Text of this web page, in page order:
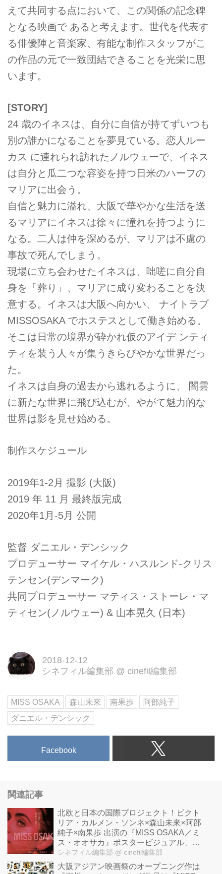
えて共同する点において、この関係の記念碑
となる映画で あると考えます。世代を代表す
る俳優陣と音楽家、有能な制作スタッフがこ
の作品の元で一致団結できることを光栄に思
います。
[STORY]
24 歳のイネスは、自分に自信が持てずいつも
別の誰かになることを夢見ている。恋人ルー
カス に連れられ訪れたノルウェーで、イネス
は自分と瓜二つな容姿を持つ日米のハーフの
マリアに出会う。
自信と魅力に溢れ、大阪で華やかな生活を送
るマリアにイネスは徐々に憧れを持つように
なる。二人は仲を深めるが、マリアは不慮の
事故で死んでしまう。
現場に立ち会わせたイネスは、咄嗟に自分自
身を「葬り」、マリアに成り変わることを決
意する。イネスは大阪へ向かい、 ナイトラブ
MISSOSAKA でホステスとして働き始める。
そこは日常の境界が砕かれ仮のアイデ ンティ
ティを装う人々が集うきらびやかな世界だっ
た。
イネスは自身の過去から逃れるように、 闇雲
に新たな世界に飛び込むが、やがて魅力的な
世界は影を見せ始める。
制作スケジュール
2019年1-2月 撮影 (大阪)
2019 年 11 月 最終版完成
2020年1月-5月 公開
監督 ダニエル・デンシック
プロデューサー マイケル・ハスルンド-クリス
テンセン(デンマーク)
共同プロデューサー マティス・ストーレ・マ
ティセン(ノルウェー) & 山本晃久 (日本)
2018-12-12
シネフィル編集部 @ cinefil編集部
MISS OSAKA 森山未來 南果歩
阿部純子
ダニエル・デンシック
Facebook
関連記事
北欧と日本の国際プロジェクト！ビクト
リア・カルメン・ソンネ×森山未來×阿部
純子×南果歩 出演の『MISS OSAKA／ミ
ス・オオサカ』ポスタービジュアル、予
告編が解禁！
シネフィル編集部 @ cinefil編集部
大阪アジアン映画祭のオープニング作は